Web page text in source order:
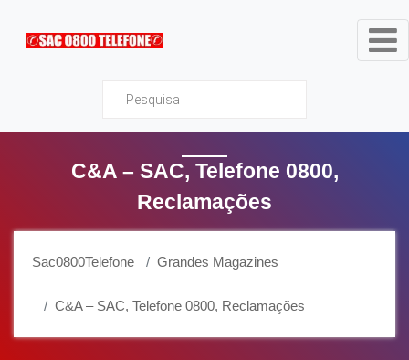
Sac0800Telefone
C&A – SAC, Telefone 0800,
Reclamações
Sac0800Telefone Grandes Magazines
C&A – SAC, Telefone 0800, Reclamações